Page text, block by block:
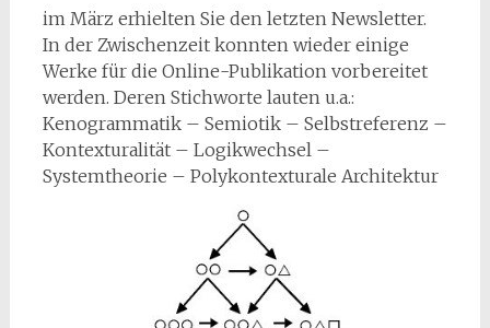
im März erhielten Sie den letzten Newsletter.
In der Zwischenzeit konnten wieder einige
Werke für die Online-Publikation vorbereitet
werden. Deren Stichworte lauten u.a.:
Kenogrammatik – Semiotik – Selbstreferenz –
Kontexturalität – Logikwechsel –
Systemtheorie – Polykontexturale Architektur